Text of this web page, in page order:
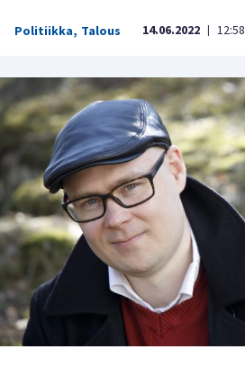
Politiikka, Talous 14.06.2022 | 12:58